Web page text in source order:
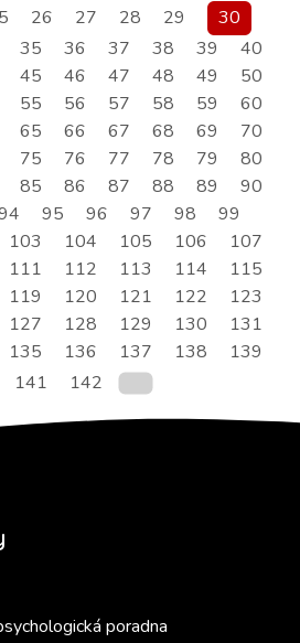
26 27 28 29
30
35 36 37 38 39
40
45 46 47 48 49
50
55 56 57 58 59
60
65 66 67 68 69
70
75 76 77 78 79
80
85 86 87 88 89
90
95 96 97 98
99
103 104 105 106
107
111 112 113 114
115
119 120 121 122
123
127 128 129 130
131
135 136 137 138
139
141 142
poradna